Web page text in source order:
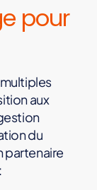
pour
aux
du
partenaire